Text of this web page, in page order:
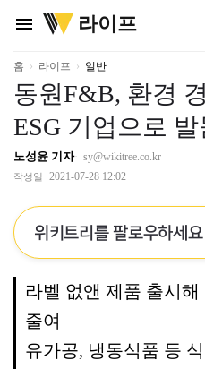
menu
위
키
리
라이프
홈 라이프 일반
동원F&B, 환경
ESG 기업으로 발
노성윤 기자 sy@wikitree.co.kr
작성일 2021-07-28 12:02
위키트리를 팔로우하세요
라벨 없앤 제품 출시
줄여
유가공, 냉동식품 등